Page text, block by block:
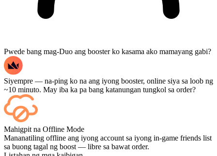
Pwede bang mag-Duo ang booster ko kasama ako mamayang gabi?
Siyempre — na-ping ko na ang iyong booster, online siya sa loob ng
~10 minuto. May iba ka pa bang katanungan tungkol sa order?
Oo — bawat laban ay lalabas sa iyong dashboard pagkatapos nito,
at kung gusto mong mapanood ang mismong mga laro, idagdag ang
Streaming sa checkout.
Mahigpit na Offline Mode
Mananatiling offline ang iyong account sa iyong in-game friends list
sa buong tagal ng boost — libre sa bawat order.